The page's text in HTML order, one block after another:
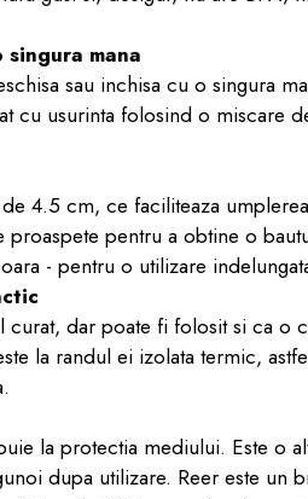
mana
sau inchisa cu o singura
cu usurinta folosind o miscare
4.5 cm, ce faciliteaza
pentru a obtine o
- pentru o utilizare
dar poate fi folosit si ca o
la randul ei izolata termic,
la protectia mediului. Este o
dupa utilizare. Reer este un